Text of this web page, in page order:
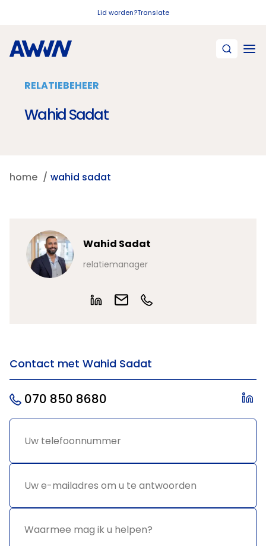
Lid worden?Translate
RELATIEBEHEER
Wahid Sadat
home wahid sadat
Wahid Sadat
relatiemanager
Contact met Wahid Sadat
070 850 8680
Uw *
Uw e-
om u te
antwoorden
*
Waarmee
helpen?
*